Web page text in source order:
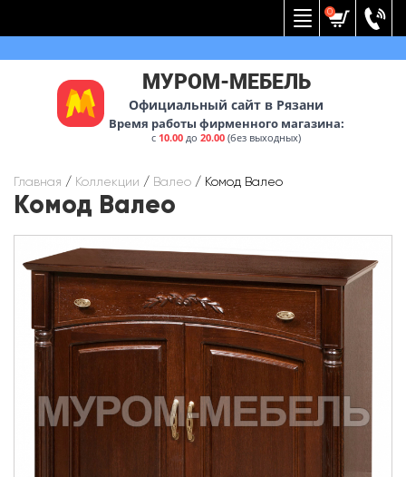
0
МУРОМ-МЕБЕЛЬ
Официальный сайт в Рязани
Время работы фирменного магазина:
с 10.00 до20.00 (без выходных)
Главная / Коллекции / Валео / Комод Валео
Комод Валео